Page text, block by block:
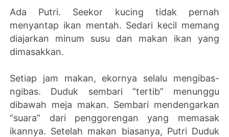
Ada Putri. Seekor kucing tidak pernah
menyantap ikan mentah. Sedari kecil memang
diajarkan minum susu dan makan ikan yang
dimasakkan.
Setiap jam makan, ekornya selalu mengibas-
ngibas. Duduk sembari “tertib” menunggu
dibawah meja makan. Sembari mendengarkan
“suara” dari penggorengan yang memasak
ikannya. Setelah makan biasanya, Putri Duduk